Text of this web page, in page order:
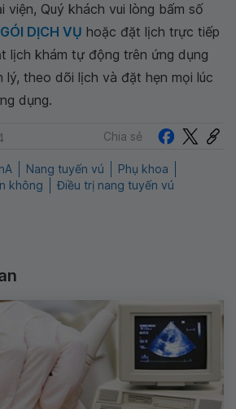
Quý khách vui lòng bấm số
GÓI DỊCH VỤ hoặc đặt lịch trực tiếp
lịch khám tự động trên ứng dụng
lý, theo dõi lịch và đặt hẹn mọi lúc
dụng.
Chia sẻ
Nang tuyến vú
Phụ khoa
không
Điều trị nang tuyến vú